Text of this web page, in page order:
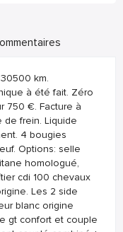
km.
à été fait. Zéro
750 €. Facture à
de frein. Liquide
4 bougies
Options: selle
homologué,
cdi 100 chevaux
Les 2 side
blanc origine
gt confort et couple